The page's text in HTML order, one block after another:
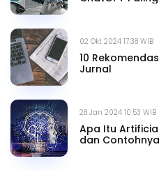
02 Okt 2024 17.38 WIB
10
Jurnal
28 Jan 2024 10.53 WIB
Apa Itu
dan Contohnya